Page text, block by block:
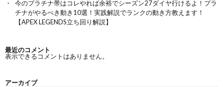
今のプラチナ帯はコレやれば余裕でシーズン27ダイヤ行けるよ！プラ
チナがやるべき動き10選！実践解説でランクの動き方教えます！
【APEX LEGENDS立ち回り解説】
最近のコメント
表示できるコメントはありません。
アーカイブ